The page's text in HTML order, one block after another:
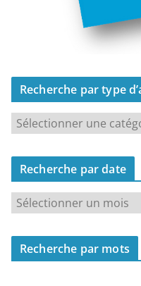
Recherche par type
c
e
e
Recherche par date
c
Recherche par mots